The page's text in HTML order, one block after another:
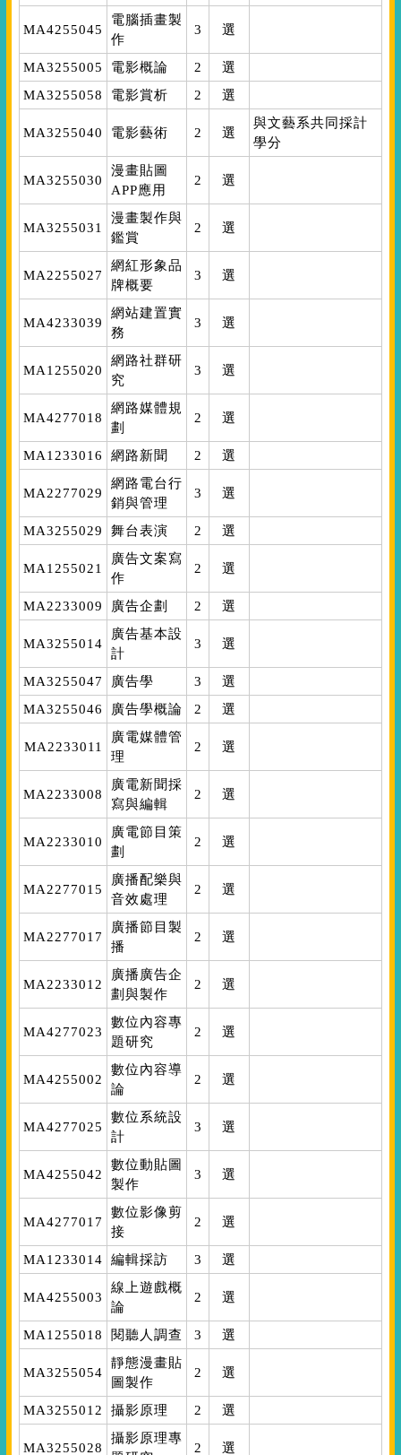
MA4255045
電腦插畫製
作
3 選
MA3255005 電影概論 2
選
MA3255058
電影賞析 2 選
MA3255040 電影藝術 2 選
與文藝系共同採計
學分
MA3255030
漫畫貼圖
APP應用
2 選
MA3255031
漫畫製作與
鑑賞
2 選
MA2255027
網紅形象品
牌概要
3 選
MA4233039
網站建置實
務
3 選
MA1255020
網路社群研
究
3 選
MA4277018
網路媒體規
劃
2 選
MA1233016 網路新聞 2 選
MA2277029
網路電台行
銷與管理
3 選
MA3255029 舞台表演 2 選
MA1255021
廣告文案寫
作
2 選
MA2233009 廣告企劃 2 選
MA3255014
廣告基本設
計
3 選
MA3255047 廣告學 3
選
MA3255046
廣告學概論 2 選
MA2233011
廣電媒體管
理
2 選
MA2233008
廣電新聞採
寫與編輯
2 選
MA2233010
廣電節目策
劃
2 選
MA2277015
廣播配樂與
音效處理
2 選
MA2277017
廣播節目製
播
2 選
MA2233012
廣播廣告企
劃與製作
2 選
MA4277023
數位內容專
題研究
2 選
MA4255002
數位內容導
論
2 選
MA4277025
數位系統設
計
3 選
MA4255042
數位動貼圖
製作
3 選
MA4277017
數位影像剪
接
2 選
MA1233014 編輯採訪 3 選
MA4255003
線上遊戲概
論
2 選
MA1255018 閱聽人調查 3 選
MA3255054
靜態漫畫貼
圖製作
2 選
MA3255012 攝影原理 2 選
MA3255028
攝影原理專
2 選